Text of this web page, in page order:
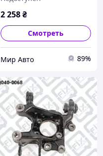
0300
2 258₴
Смотреть
Мир Авто 89%